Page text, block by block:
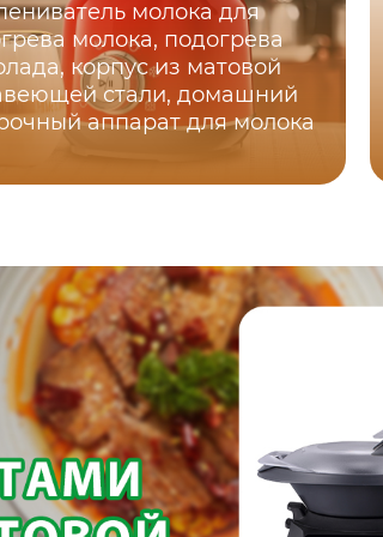
молока для
молока, подогрева
корпус из матовой
стали, домашний
аппарат для молока